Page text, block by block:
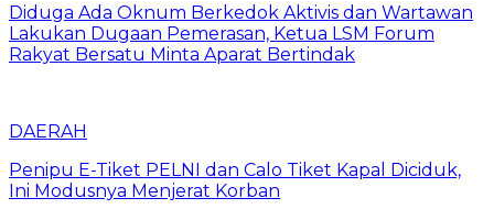
Diduga Ada Oknum Berkedok Aktivis dan Wartawan
Lakukan Dugaan Pemerasan, Ketua LSM Forum
Rakyat Bersatu Minta Aparat Bertindak
DAERAH
Penipu E-Tiket PELNI dan Calo Tiket Kapal Diciduk,
Ini Modusnya Menjerat Korban